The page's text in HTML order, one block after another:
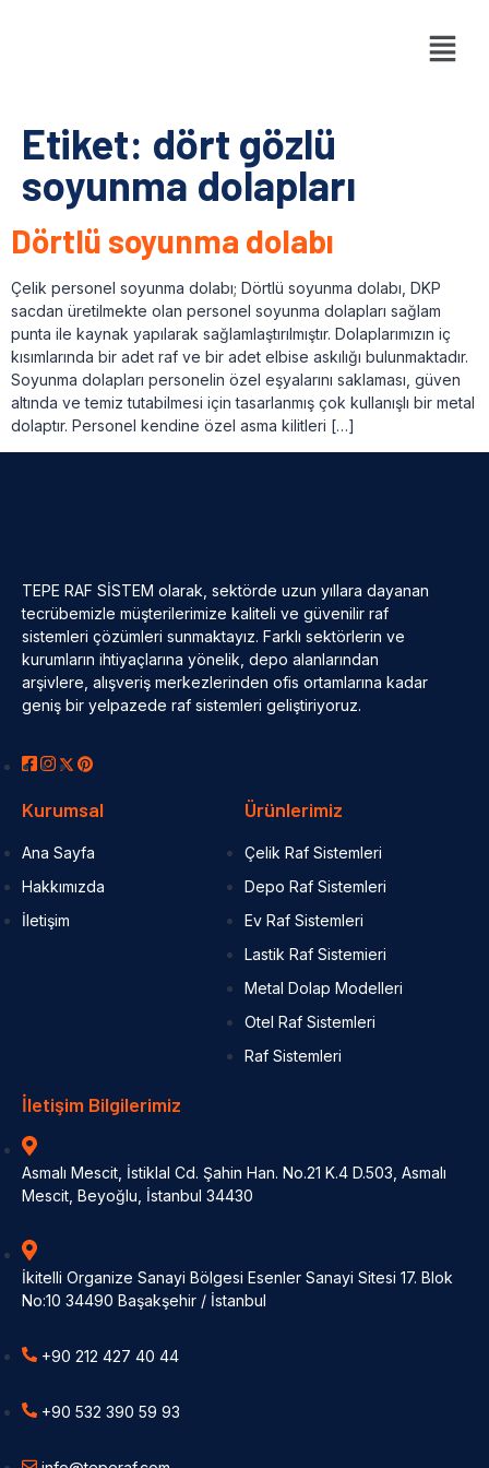
Etiket: dört gözlü
soyunma dolapları
Dörtlü soyunma dolabı
Çelik personel soyunma dolabı; Dörtlü soyunma dolabı, DKP
sacdan üretilmekte olan personel soyunma dolapları sağlam
punta ile kaynak yapılarak sağlamlaştırılmıştır. Dolaplarımızın iç
kısımlarında bir adet raf ve bir adet elbise askılığı bulunmaktadır.
Soyunma dolapları personelin özel eşyalarını saklaması, güven
altında ve temiz tutabilmesi için tasarlanmış çok kullanışlı bir metal
dolaptır. Personel kendine özel asma kilitleri […]
TEPE RAF SİSTEM olarak, sektörde uzun yıllara dayanan
tecrübemizle müşterilerimize kaliteli ve güvenilir raf
sistemleri çözümleri sunmaktayız. Farklı sektörlerin ve
kurumların ihtiyaçlarına yönelik, depo alanlarından
arşivlere, alışveriş merkezlerinden ofis ortamlarına kadar
geniş bir yelpazede raf sistemleri geliştiriyoruz.
Kurumsal
Ana Sayfa
Hakkımızda
İletişim
Ürünlerimiz
Çelik Raf Sistemleri
Depo Raf Sistemleri
Ev Raf Sistemleri
Lastik Raf Sistemieri
Metal Dolap Modelleri
Otel Raf Sistemleri
Raf Sistemleri
İletişim Bilgilerimiz
Asmalı Mescit, İstiklal Cd. Şahin Han. No.21 K.4 D.503, Asmalı
Mescit, Beyoğlu, İstanbul 34430
İkitelli Organize Sanayi Bölgesi Esenler Sanayi Sitesi 17. Blok
No:10 34490 Başakşehir / İstanbul
+90 212 427 40 44
+90 532 390 59 93